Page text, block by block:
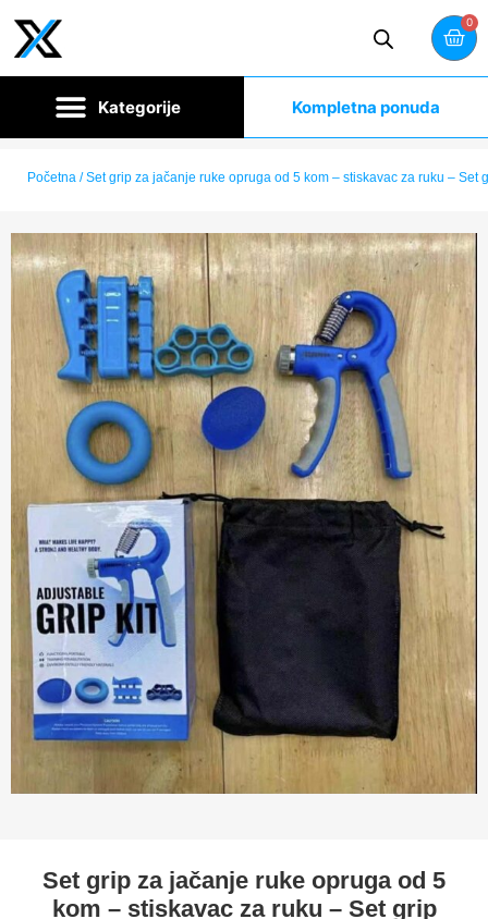
0
Kompletna ponuda
Početna / Set grip za jačanje ruke opruga od 5 kom – stiskavac za ruku –
Set grip za jačanje ruke opruga od 5
kom – stiskavac za ruku – Set grip